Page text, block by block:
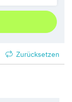
Zurücksetzen